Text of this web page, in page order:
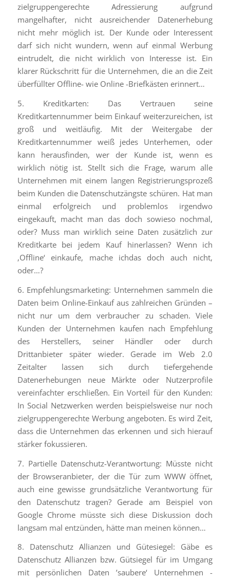
zielgruppengerechte Adressierung aufgrund
mangelhafter, nicht ausreichender Datenerhebung
nicht mehr möglich ist. Der Kunde oder Interessent
darf sich nicht wundern, wenn auf einmal Werbung
eintrudelt, die nicht wirklich von Interesse ist. Ein
klarer Rückschritt für die Unternehmen, die an die Zeit
überfüllter Offline- wie Online -Briefkästen erinnert…
5. Kreditkarten: Das Vertrauen seine
Kreditkartennummer beim Einkauf weiterzureichen, ist
groß und weitläufig. Mit der Weitergabe der
Kreditkartennummer weiß jedes Unterhemen, oder
kann herausfinden, wer der Kunde ist, wenn es
wirklich nötig ist. Stellt sich die Frage, warum alle
Unternehmen mit einem langen Registrierungsprozeß
beim Kunden die Datenschutzängste schüren. Hat man
einmal erfolgreich und problemlos irgendwo
eingekauft, macht man das doch sowieso nochmal,
oder? Muss man wirklich seine Daten zusätzlich zur
Kreditkarte bei jedem Kauf hinerlassen? Wenn ich
‚Offline‘ einkaufe, mache ichdas doch auch nicht,
oder…?
6. Empfehlungsmarketing: Unternehmen sammeln die
Daten beim Online-Einkauf aus zahlreichen Gründen –
nicht nur um dem verbraucher zu schaden. Viele
Kunden der Unternehmen kaufen nach Empfehlung
des Herstellers, seiner Händler oder durch
Drittanbieter später wieder. Gerade im Web 2.0
Zeitalter lassen sich durch tiefergehende
Datenerhebungen neue Märkte oder Nutzerprofile
vereinfachter erschließen. Ein Vorteil für den Kunden:
In Social Netzwerken werden beispielsweise nur noch
zielgruppengerechte Werbung angeboten. Es wird Zeit,
dass die Unternehmen das erkennen und sich hierauf
stärker fokussieren.
7. Partielle Datenschutz-Verantwortung: Müsste nicht
der Browseranbieter, der die Tür zum WWW öffnet,
auch eine gewisse grundsätzliche Verantwortung für
den Datenschutz tragen? Gerade am Beispiel von
Google Chrome müsste sich diese Diskussion doch
langsam mal entzünden, hätte man meinen können…
8. Datenschutz Allianzen und Gütesiegel: Gäbe es
Datenschutz Allianzen bzw. Gütsiegel für im Umgang
mit persönlichen Daten ’saubere‘ Unternehmen -